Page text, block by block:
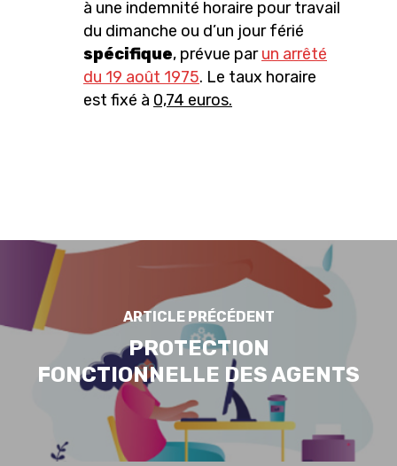
à une indemnité horaire pour travail
du dimanche ou d’un jour férié
spécifique, prévue parun arrêté
du 19 août 1975. Le taux horaire
est fixé à 0,74 euros.
ARTICLE PRÉCÉDENT
PROTECTION
FONCTIONNELLE DES AGENTS